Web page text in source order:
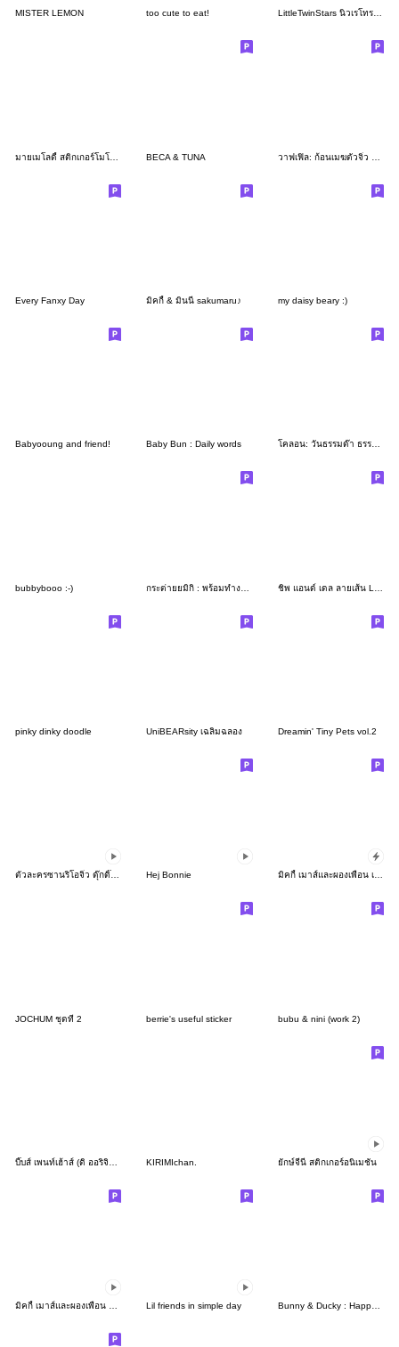
MISTER LEMON too cute to eat! LittleTwinStars นิวเรโทร ตอบสะดวกทันใจ
BECA & TUNA
Every Fanxy Day มิคกี้ & มินนี่ sakumaru♪ my daisy beary :)
Babyooung and friend! Baby Bun : Daily words โคลอน: วันธรรมด๊า ธรรมดา
bubbybooo :-)
pinky dinky doodle UniBEARsity เฉลิมฉลอง Dreamin' Tiny Pets vol.2
ตัวละครซานริโอจิ๋ว ดุ๊กดิ๊กได้! Hej Bonnie มิคกี้ เมาส์และผองเพื่อน เรโทรคริสต์มาส
JOCHUM ชุดที่ 2 berrie's useful sticker bubu & nini (work 2)
KIRIMIchan. ยักษ์จีนี่ สติกเกอร์อนิเมชัน
มิคกี้ เมาส์และผองเพื่อน ดีไซน์เรโทร Lil friends in simple day Bunny & Ducky : Happy Working Day 2